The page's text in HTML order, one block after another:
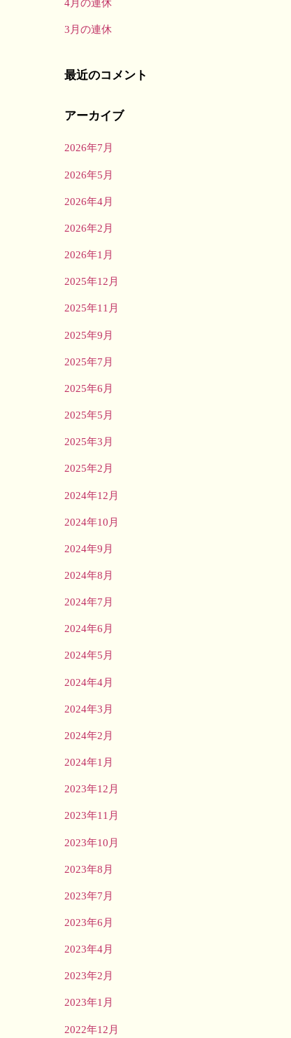
3月の連休
最近のコメント
アーカイブ
2026年7月
2026年5月
2026年4月
2026年2月
2026年1月
2025年12月
2025年11月
2025年9月
2025年7月
2025年6月
2025年5月
2025年3月
2025年2月
2024年12月
2024年10月
2024年9月
2024年8月
2024年7月
2024年6月
2024年5月
2024年4月
2024年3月
2024年2月
2024年1月
2023年12月
2023年11月
2023年10月
2023年8月
2023年7月
2023年6月
2023年4月
2023年2月
2023年1月
2022年12月